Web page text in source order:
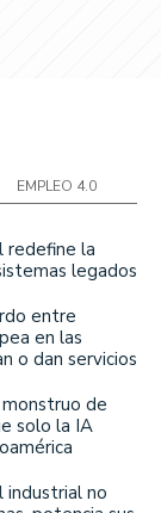
EMPLEO 4.0
redefine la
legados
entre
en las
o dan servicios
de
solo la IA
industrial no